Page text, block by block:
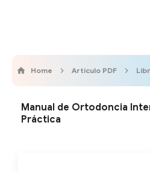
Home Artículo PDF
Manual de Ortodoncia
Práctica